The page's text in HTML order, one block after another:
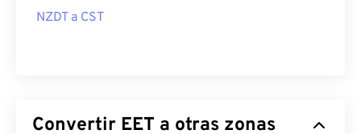
NZDT a CST
Convertir EET a otras zonas